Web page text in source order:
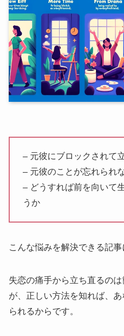
– 元彼にブロックされて
– 元彼のことが忘れられ
– どうすれば前を向いて
うか
こんな悩みを解決できる記事
失恋の痛手から立ち直るの
が、正しい方法を知れば、あ
られるからです。